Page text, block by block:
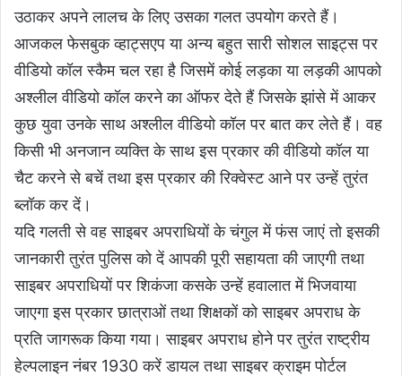
उठाकर अपने लालच के लिए उसका गलत उपयोग करते हैं।
आजकल फेसबुक व्हाट्सएप या अन्य बहुत सारी सोशल साइट्स पर
वीडियो कॉल स्कैम चल रहा है जिसमें कोई लड़का या लड़की आपको
अश्लील वीडियो कॉल करने का ऑफर देते हैं जिसके झांसे में आकर
कुछ युवा उनके साथ अश्लील वीडियो कॉल पर बात कर लेते हैं। वह
किसी भी अनजान व्यक्ति के साथ इस प्रकार की वीडियो कॉल या
चैट करने से बचें तथा इस प्रकार की रिक्वेस्ट आने पर उन्हें तुरंत
ब्लॉक कर दें।
यदि गलती से वह साइबर अपराधियों के चंगुल में फंस जाएं तो इसकी
जानकारी तुरंत पुलिस को दें आपकी पूरी सहायता की जाएगी तथा
साइबर अपराधियों पर शिकंजा कसके उन्हें हवालात में भिजवाया
जाएगा इस प्रकार छात्राओं तथा शिक्षकों को साइबर अपराध के
प्रति जागरूक किया गया। साइबर अपराध होने पर तुरंत राष्ट्रीय
हेल्पलाइन नंबर 1930 करें डायल तथा साइबर क्राइम पोर्टल